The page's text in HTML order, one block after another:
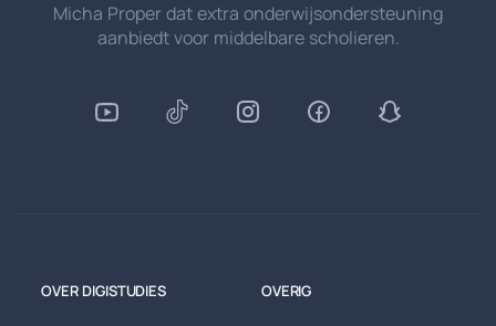
Micha Proper dat extra onderwijsondersteuning
aanbiedt voor middelbare scholieren.
OVER DIGISTUDIES OVERIG